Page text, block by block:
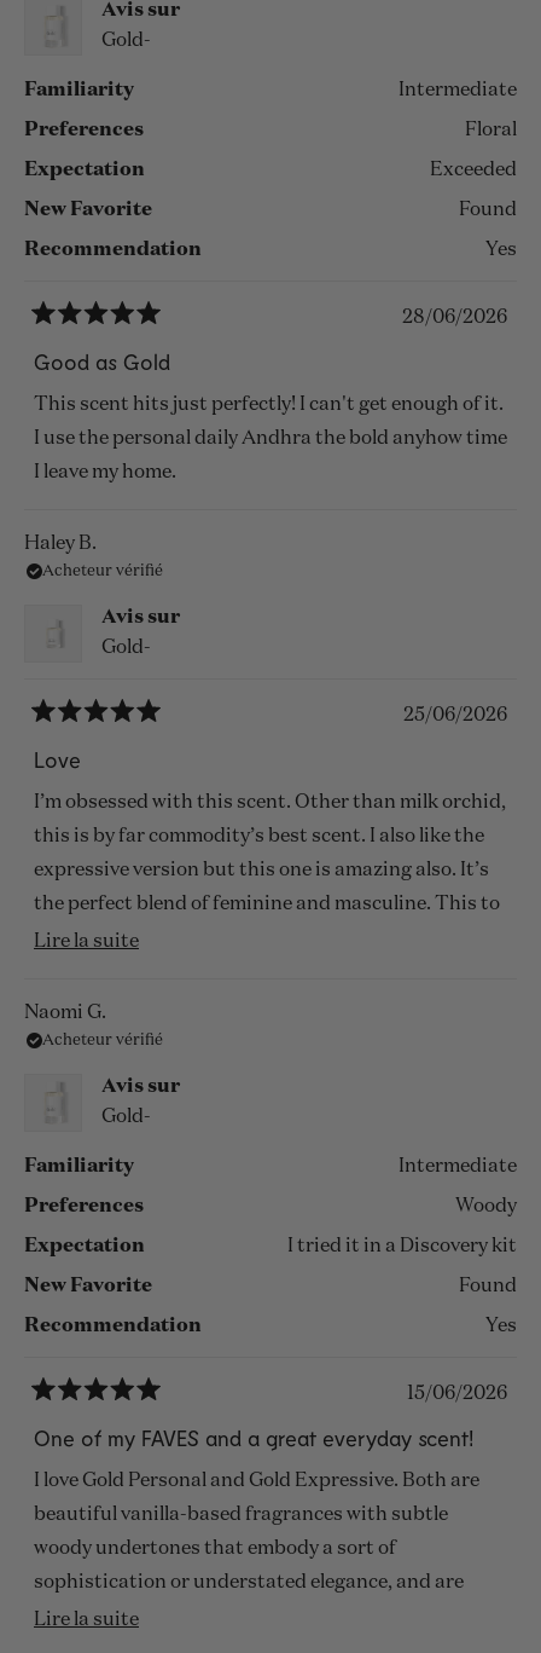
Avis sur
Gold-
Familiarity Intermediate
Preferences Floral
Expectation Exceeded
New Favorite Found
Recommendation Yes
5
sur
5
étoiles
28/06/2026
Good as Gold
This scent hits just perfectly! I can't get enough of it.
I use the personal daily Andhra the bold anyhow time
I leave my home.
Haley B.
Acheteur vérifié
Avis sur
Gold-
5
sur
5
étoiles
25/06/2026
Love
I’m obsessed with this scent. Other than milk orchid,
this is by far commodity’s best scent. I also like the
expressive version but this one is amazing also. It’s
the perfect blend of feminine and masculine. This to
me feels likes a gloomy day fall day in San Francisco.
Lire la suiteEn
sur
avis
Naomi G.
Acheteur vérifié
Avis sur
Gold-
Familiarity Intermediate
Preferences Woody
Expectation I tried it in a Discovery kit
New Favorite Found
Recommendation Yes
5
sur
5
étoiles
15/06/2026
One of my FAVES and a great everyday scent!
I love Gold Personal and Gold Expressive. Both are
beautiful vanilla-based fragrances with subtle
woody undertones that embody a sort of
sophistication or understated elegance, and are
suitable for just about every season or setting! They
Lire la suiteEn